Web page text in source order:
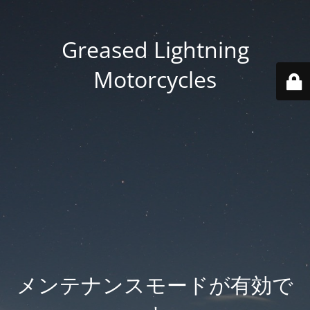
Greased Lightning
Motorcycles
メンテナンスモードが有効で